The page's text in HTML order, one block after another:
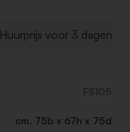
Huurprijs voor 3 dagen
FS105
cm. 75b x 67h x 75d